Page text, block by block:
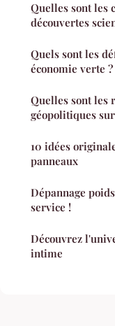
Quelles sont les
découvertes
Quels sont les
économie verte ?
Quelles sont les
géopolitiques
10 idées
panneaux
Dépannage
service !
Découvrez
intime